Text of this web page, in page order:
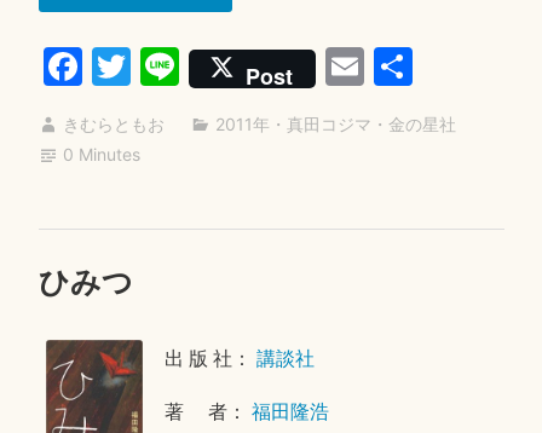
室”
Fa
ce
bo
T
wi
tte
Li
ne
Post E
ail
共
有
きむらともお 2011年 ・ 真田コジマ ・ 金の星社
0 Minutes
ひみつ
出 版 社：講談社
著 者：福田隆浩